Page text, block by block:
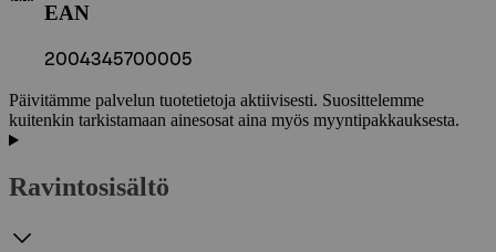
EAN
2004345700005
Päivitämme palvelun tuotetietoja aktiivisesti. Suosittelemme
kuitenkin tarkistamaan ainesosat aina myös myyntipakkauksesta.
Ravintosisältö